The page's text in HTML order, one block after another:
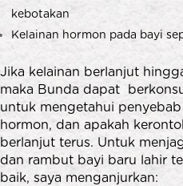
kebotakan
Kelainan hormon pada bayi
Jika kelainan berlanjut
maka Bunda dapat
untuk mengetahui
hormon, dan apakah
berlanjut terus. Untuk
dan rambut bayi baru lahir
baik, saya menganjurkan: